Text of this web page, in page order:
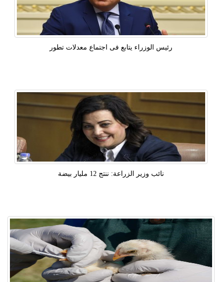
رئيس الوزراء يتابع فى اجتماع معدلات تطور
نائب وزير الزراعة: ننتج 12 مليار بيضة